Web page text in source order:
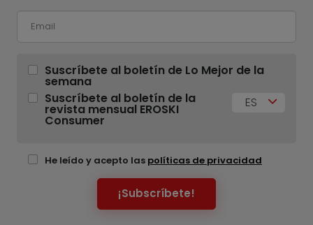
Suscríbete al boletín de Lo Mejor de la
semana
Suscríbete al boletín de la
revista mensual EROSKI
Consumer
ES
He leído y acepto las políticas de privacidad
¡Subscríbete!